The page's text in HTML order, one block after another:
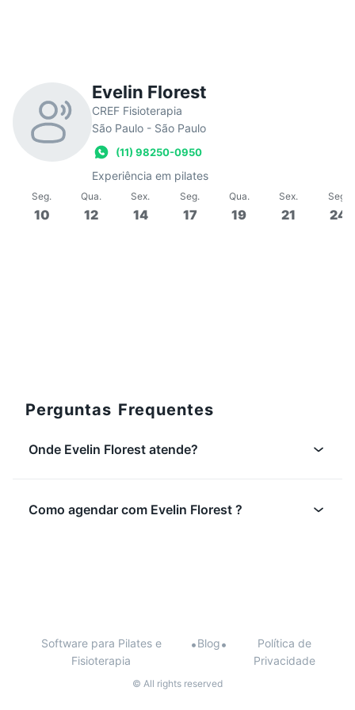
Evelin Florest
CREF Fisioterapia
São Paulo - São Paulo
(11) 98250-0950
Experiência em pilates
Seg.
10
Qua.
12
Sex.
14
Seg.
17
Qua.
19
Sex.
21
Seg
24
Perguntas Frequentes
Onde Evelin Florest atende?
Como agendar com Evelin Florest ?
Software para Pilates e
Fisioterapia
•Blog•
Política de
Privacidade
© All rights reserved